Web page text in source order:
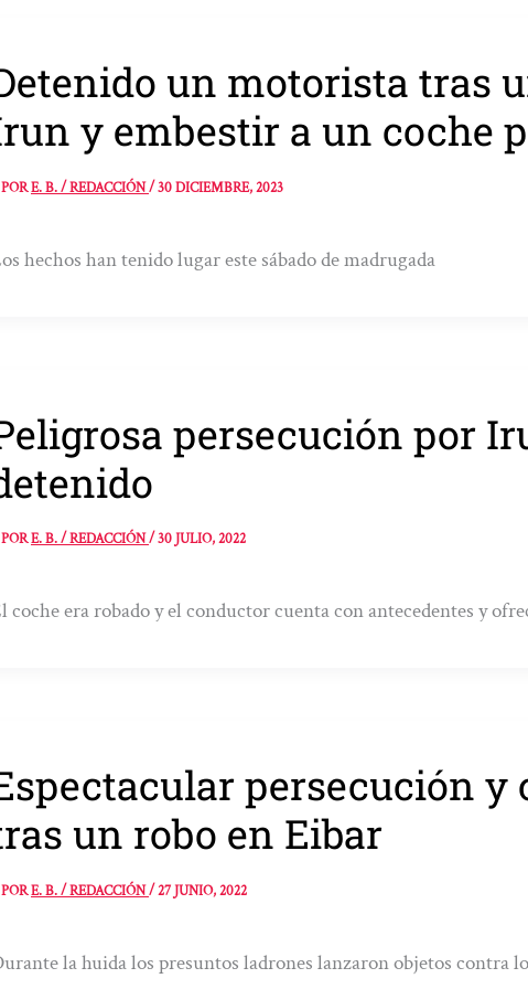
un motorista tras
y embestir a un coche
PORE. B. / REDACCIÓN/30 DICIEMBRE, 2023
hechos han tenido lugar este sábado de madrugada
persecución por
PORE. B. / REDACCIÓN/30 JULIO, 2022
coche era robado y el conductor cuenta con antecedentes y
persecución y
un robo en Eibar
PORE. B. / REDACCIÓN/27 JUNIO, 2022
la huida los presuntos ladrones lanzaron objetos contra